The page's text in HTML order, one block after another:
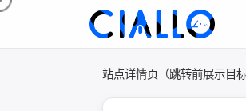
站点详情页（跳转前展示目